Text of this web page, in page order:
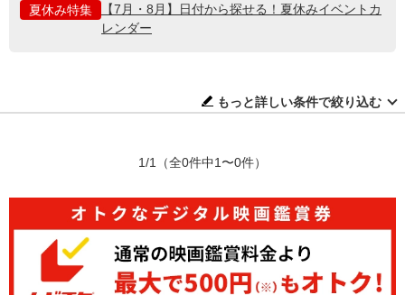
夏休み特集
【7月・8月】日付から探せる！夏休みイベントカ
レンダー
もっと詳しい条件で絞り込む
1/1 （全0件中1〜0件）